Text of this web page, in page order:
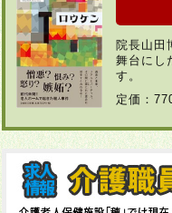
2026年04月22日
2026年03月30日
2026年03月23日
2026年02月10日
院長山田
舞台にし
す。
定価：